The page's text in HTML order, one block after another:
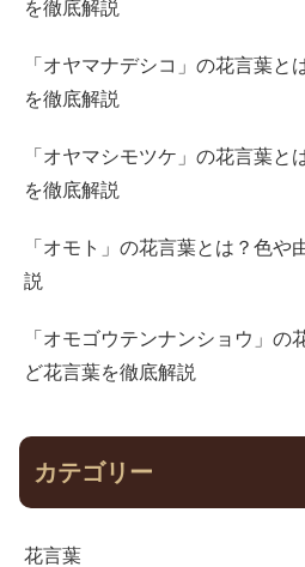
を徹底解説
「オヤマナデシコ」の花言葉と
を徹底解説
「オヤマシモツケ」の花言葉と
を徹底解説
「オモト」の花言葉とは？色や
説
「オモゴウテンナンショウ」の
ど花言葉を徹底解説
カテゴリー
花言葉